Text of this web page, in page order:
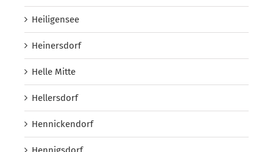
Heiligensee
Heinersdorf
Helle Mitte
Hellersdorf
Hennickendorf